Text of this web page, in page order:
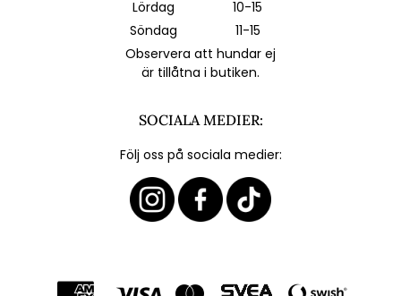
Lördag
10-15
Söndag
11-15
Observera att hundar ej
är tillåtna i butiken.
SOCIALA MEDIER:
Följ oss på sociala medier: